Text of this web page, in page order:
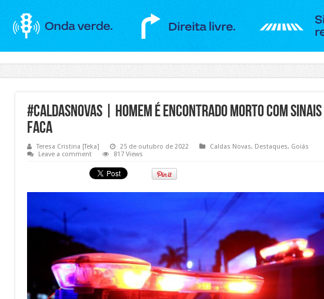
#caldasnovas | Homem é encontrado morto com sinais
faca
Teresa Cristina [Teka] 25 de outubro de 2022 Caldas Novas, Destaques, Goiás
Leave a comment
817 Views